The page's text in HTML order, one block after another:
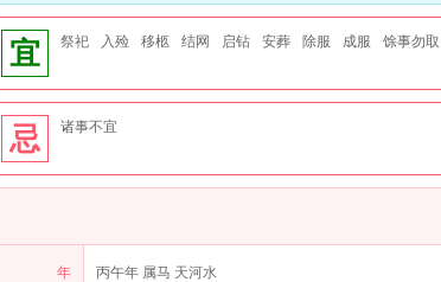
宜 祭祀 入殓 移柩 结网 启钻 安葬 除服 成服 馀事勿取
忌 诸事不宜
年 丙午年 属马 天河水